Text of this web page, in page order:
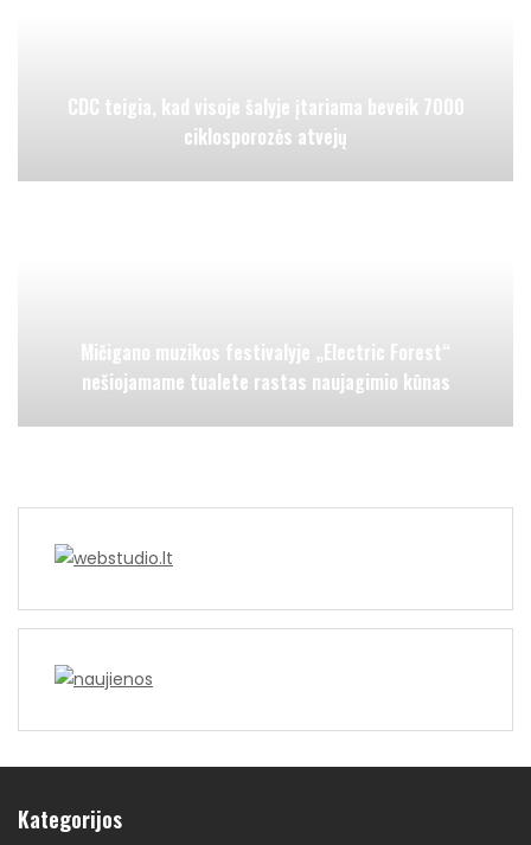
CDC teigia, kad visoje šalyje įtariama beveik 7000
ciklosporozės atvejų
Mičigano muzikos festivalyje „Electric Forest“
nešiojamame tualete rastas naujagimio kūnas
Kategorijos